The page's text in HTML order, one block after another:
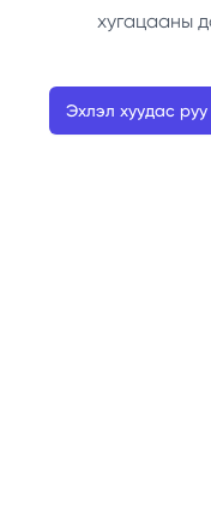
хугацааны
Эхлэл хуудас руу